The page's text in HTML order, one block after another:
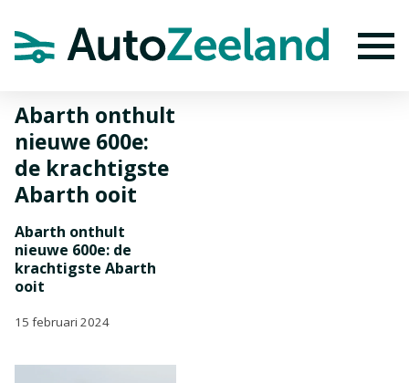
ooit
Abarth onthult
nieuwe 600e:
de krachtigste
Abarth ooit
Abarth onthult
nieuwe 600e: de
krachtigste Abarth
ooit
15 februari 2024